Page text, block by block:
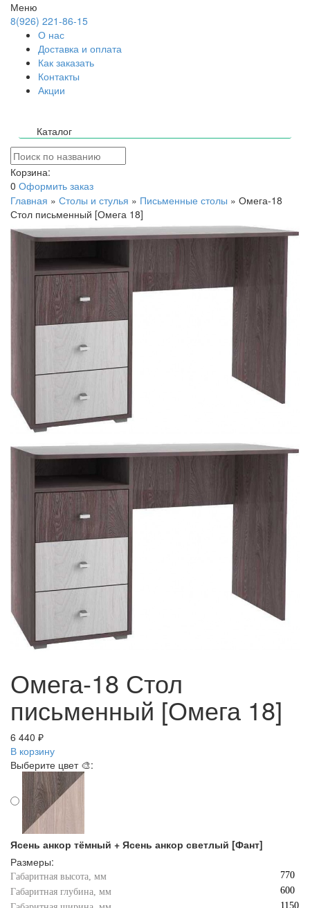
Меню
8(926) 221-86-15
О нас
Доставка и оплата
Как заказать
Контакты
Акции
Каталог
Корзина:
0 Оформить заказ
Главная » Столы и стулья » Письменные столы » Омега-18
Стол письменный [Омега 18]
Омега-18 Стол
письменный [Омега 18]
6 440 ₽
В корзину
Выберите цвет 🎨:
Ясень анкор тёмный + Ясень анкор светлый [Фант]
Размеры:
Габаритная высота, мм
770
Габаритная глубина, мм
600
1150